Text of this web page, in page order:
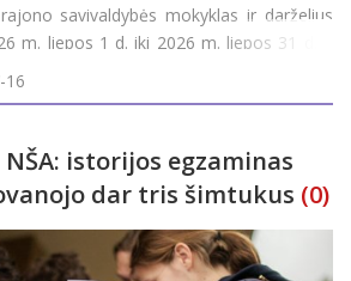
savivaldybės mokyklas ir darželius
m. liepos 1 d. iki 2026 m. liepos 31 d. –
2026 m. rugpjūčio 1 d. iki 2026
16
istorijos egzaminas
dar tris šimtukus (0)